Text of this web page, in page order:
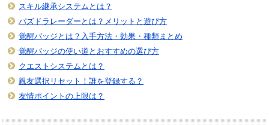
スキル継承システムとは？
パズドラレーダーとは？メリットと遊び方
覚醒バッジとは？入手方法・効果・種類まとめ
覚醒バッジの使い道とおすすめの選び方
クエストシステムとは？
親友選択リセット！誰を登録する？
友情ポイントの上限は？